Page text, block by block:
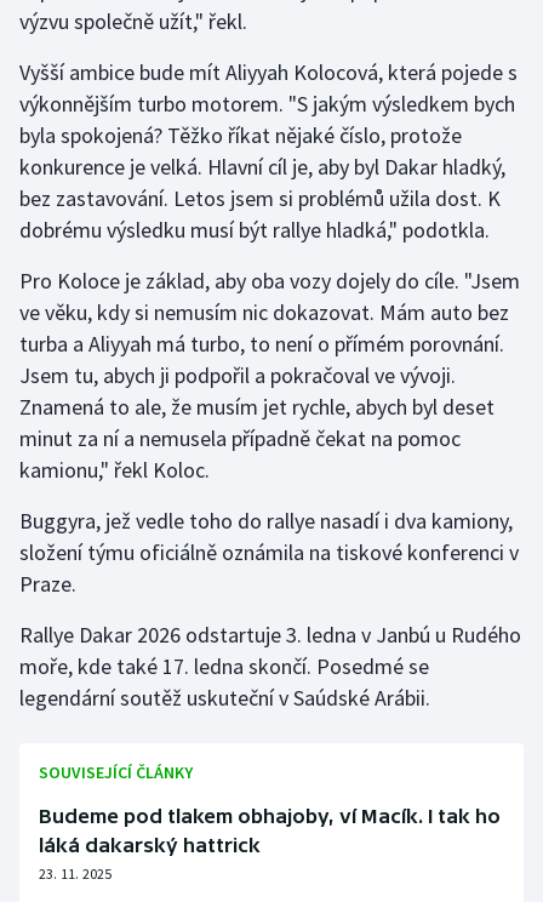
Stolní tenis
Triatlon
Veslování
Vodní slalom
Ostatní
výzvu společně užít," řekl.
Vyšší ambice bude mít Aliyyah Kolocová, která pojede s
výkonnějším turbo motorem. "S jakým výsledkem bych
byla spokojená? Těžko říkat nějaké číslo, protože
konkurence je velká. Hlavní cíl je, aby byl Dakar hladký,
bez zastavování. Letos jsem si problémů užila dost. K
dobrému výsledku musí být rallye hladká," podotkla.
Pro Koloce je základ, aby oba vozy dojely do cíle. "Jsem
ve věku, kdy si nemusím nic dokazovat. Mám auto bez
turba a Aliyyah má turbo, to není o přímém porovnání.
Jsem tu, abych ji podpořil a pokračoval ve vývoji.
Znamená to ale, že musím jet rychle, abych byl deset
minut za ní a nemusela případně čekat na pomoc
kamionu," řekl Koloc.
Buggyra, jež vedle toho do rallye nasadí i dva kamiony,
složení týmu oficiálně oznámila na tiskové konferenci v
Praze.
Rallye Dakar 2026 odstartuje 3. ledna v Janbú u Rudého
moře, kde také 17. ledna skončí. Posedmé se
legendární soutěž uskuteční v Saúdské Arábii.
SOUVISEJÍCÍ ČLÁNKY
Budeme pod tlakem obhajoby, ví Macík. I tak ho
láká dakarský hattrick
23. 11. 2025